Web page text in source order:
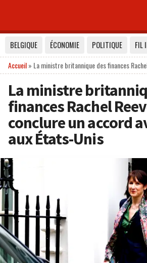
BELGIQUE ÉCONOMIE POLITIQUE FIL
Accueil» La ministre britannique des finances
La ministre
finances Rachel
conclure un accord
aux États-Unis